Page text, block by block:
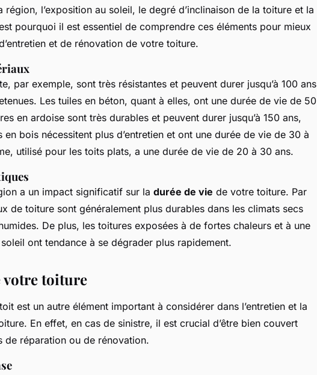
région, l’exposition au soleil, le degré d’inclinaison de la toiture et la
pourquoi il est essentiel de comprendre ces éléments pour mieux
et de rénovation de votre toiture.
par exemple, sont très résistantes et peuvent durer jusqu’à 100 ans
Les tuiles en béton, quant à elles, ont une durée de vie de 50
en ardoise sont très durables et peuvent durer jusqu’à 150 ans,
en bois nécessitent plus d’entretien et ont une durée de vie de 30 à
utilisé pour les toits plats, a une durée de vie de 20 à 30 ans.
a un impact significatif sur la durée de vie de votre toiture. Par
de toiture sont généralement plus durables dans les climats secs
De plus, les toitures exposées à de fortes chaleurs et à une
ont tendance à se dégrader plus rapidement.
votre toiture
est un autre élément important à considérer dans l’entretien et la
En effet, en cas de sinistre, il est crucial d’être bien couvert
de réparation ou de rénovation.